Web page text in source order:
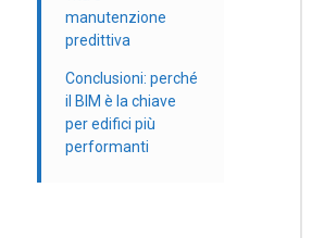
manutenzione
predittiva
Conclusioni: perché
il BIM è la chiave
per edifici più
performanti